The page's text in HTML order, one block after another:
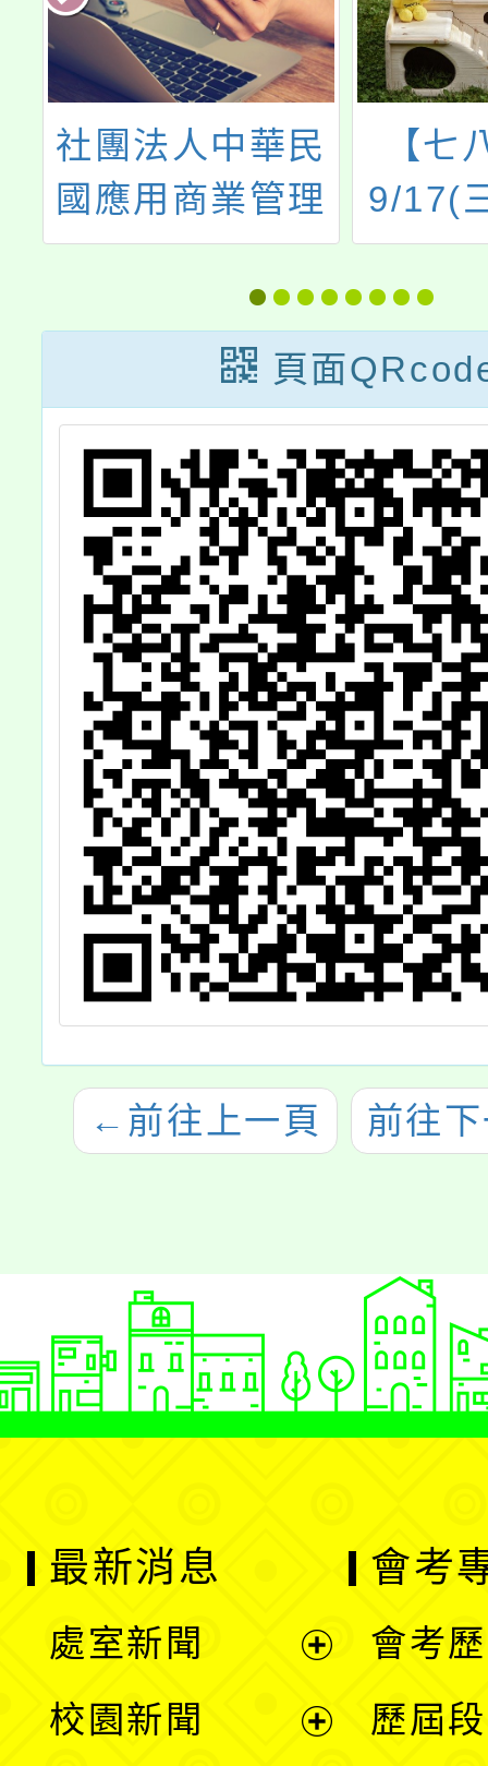
社團法人中華民
國應用商業管理
協會2026夏令
營-高中企管營
(不過夜營隊)，
招生中!!
【七
9/17(
題：
導暨
頁面
← 前往上一頁 前往
最新消息
處室新聞
校園新聞
會考
會考
歷屆